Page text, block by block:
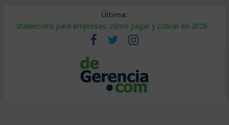
Última:
Stablecoins para empresas: cómo pagar y cobrar en 2026
Despido silencioso: qué es y por qué sale tan caro
IA en selección de personal: cómo auditarla a tiempo
Trabajo forzoso en la cadena de suministro: qué hacer
Mercado hispano de EE. UU.: cómo segmentarlo y venderle